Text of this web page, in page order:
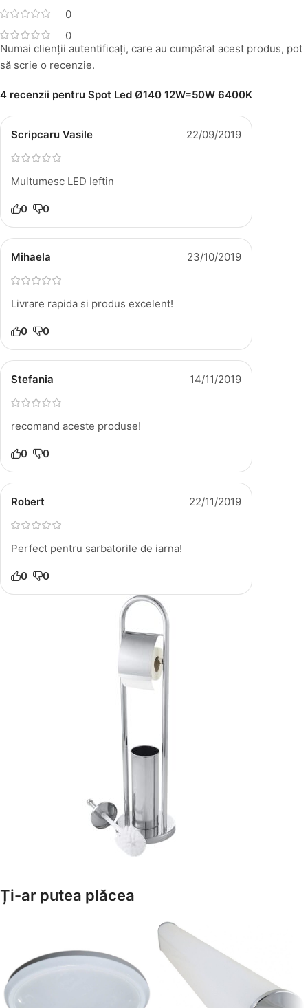
0
0
4 recenzii pentru Spot Led Ø140 12W=50W 6400K
Scripcaru Vasile 22/09/2019
Multumesc LED Ieftin
0 0
Mihaela 23/10/2019
Livrare rapida si produs excelent!
0 0
Stefania 14/11/2019
recomand aceste produse!
0 0
Robert 22/11/2019
Perfect pentru sarbatorile de iarna!
0 0
Numai clienții autentificați, care au cumpărat acest produs, pot
să scrie o recenzie.
Suporți Hârtie Igenică
Ți-ar putea plăcea